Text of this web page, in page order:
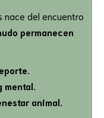
nace del encuentro
permanecen
animal.